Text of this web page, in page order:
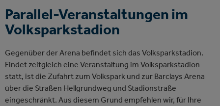
Parallel-Veranstaltungen im
Volksparkstadion
Gegenüber der Arena befindet sich das Volksparkstadion.
Findet zeitgleich eine Veranstaltung im Volksparkstadion
statt, ist die Zufahrt zum Volkspark und zur Barclays Arena
über die Straßen Hellgrundweg und Stadionstraße
eingeschränkt. Aus diesem Grund empfehlen wir, für Ihre